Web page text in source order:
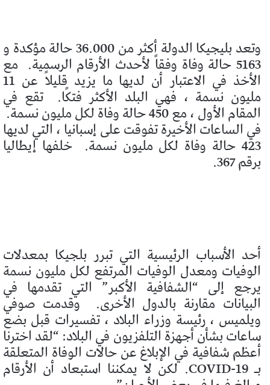
وتعد بليجيكا الدولة أكثر من 36.000 حالة مؤكدة و
5163 حالة وفاة وفقاً لأحدث الأرقام الرسمية. مع
الأخذ في الاعتبار أن لديها ما يزيد قليلاً عن 11
مليون نسمة ، فهي البلد الأكثر فتكًا. تقع في
المقام الأول ، مع 450 حالة وفاة لكل مليون نسمة.
في الساعات الأخيرة تفوقت على إسبانيا ، التي لديها
423 حالة وفاة لكل مليون نسمة. خلفها إيطاليا
برقم 367.
أحد الأسباب الرئيسية التي تبرر بلجيكا بمعدلات
الوفيات ومعدل الوفيات المرتفع لكل مليون نسمة
يرجع إلى “الشفافية الأكبر” التي تقدمها في
البيانات مقارنة بالدول الأخرى. وقدمت صوفي
ويلميس ، رئيسة وزراء البلاد ، تفسيرات قبل بضع
ساعات بشأن أجهزة التلفزيون في البلاد: “لقد اخترنا
أعظم شفافية في الإبلاغ عن حالات الوفاة المتعلقة
بـ COVID-19. لكن لا يمكننا استبعاد أن الأرقام